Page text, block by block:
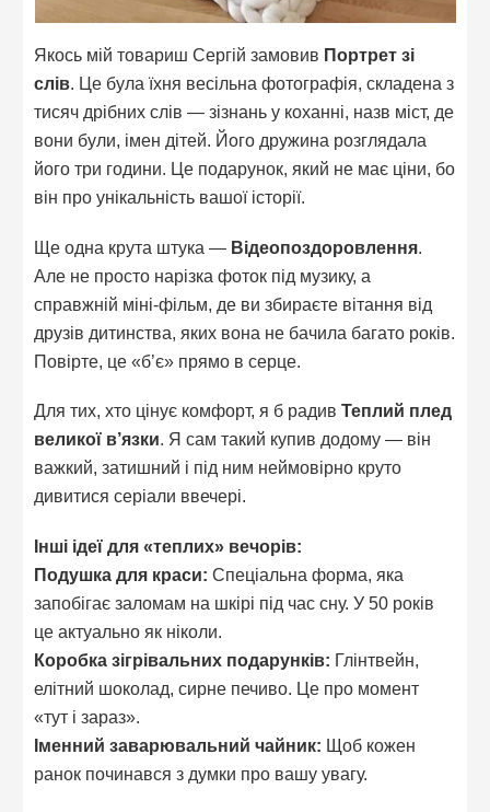
Якось мій товариш Сергій замовив Портрет зі
слів. Це була їхня весільна фотографія, складена з
тисяч дрібних слів — зізнань у коханні, назв міст, де
вони були, імен дітей. Його дружина розглядала
його три години. Це подарунок, який не має ціни, бо
він про унікальність вашої історії.
Ще одна крута штука — Відеопоздоровлення.
Але не просто нарізка фоток під музику, а
справжній міні-фільм, де ви збираєте вітання від
друзів дитинства, яких вона не бачила багато років.
Повірте, це «б’є» прямо в серце.
Для тих, хто цінує комфорт, я б радивТеплий плед
великої в’язки. Я сам такий купив додому — він
важкий, затишний і під ним неймовірно круто
дивитися серіали ввечері.
Інші ідеї для «теплих» вечорів:
Подушка для краси: Спеціальна форма, яка
запобігає заломам на шкірі під час сну. У 50 років
це актуально як ніколи.
Коробка зігрівальних подарунків: Глінтвейн,
елітний шоколад, сирне печиво. Це про момент
«тут і зараз».
Іменний заварювальний чайник: Щоб кожен
ранок починався з думки про вашу увагу.